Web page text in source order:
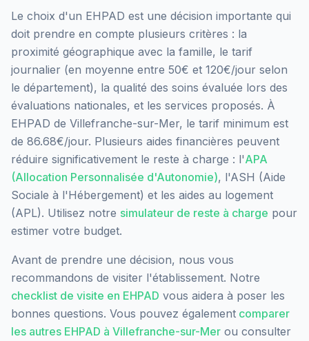
Le choix d'un EHPAD est une décision importante qui
doit prendre en compte plusieurs critères : la
proximité géographique avec la famille, le tarif
journalier (en moyenne entre 50€ et 120€/jour selon
le département), la qualité des soins évaluée lors des
évaluations nationales, et les services proposés. À
EHPAD de Villefranche-sur-Mer, le tarif minimum est
de 86.68€/jour. Plusieurs aides financières peuvent
réduire significativement le reste à charge : l'APA
(Allocation Personnalisée d'Autonomie), l'ASH (Aide
Sociale à l'Hébergement) et les aides au logement
(APL). Utilisez notre simulateur de reste à charge pour
estimer votre budget.
Avant de prendre une décision, nous vous
recommandons de visiter l'établissement. Notre
checklist de visite en EHPAD vous aidera à poser les
bonnes questions. Vous pouvez également comparer
les autres EHPAD à Villefranche-sur-Mer ou consulter